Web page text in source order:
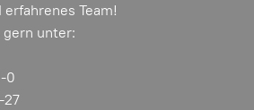
Team!
unter:
0
27